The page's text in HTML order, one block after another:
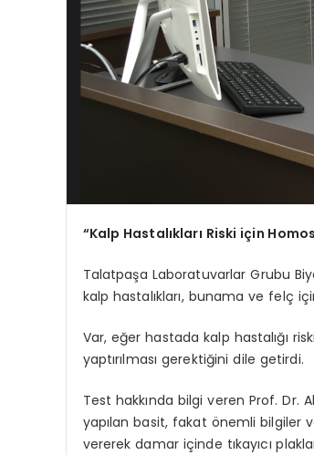
“Kalp Hastalıkları Riski için
Talatpaşa Laboratuvarlar Grubu
kalp hastalıkları, bunama ve felç
Var, eğer hastada kalp hastalığı
yaptırılması gerektiğini dile getirdi.
Test hakkında bilgi veren Prof.
yapılan basit, fakat önemli bilgiler
vererek damar içinde tıkayıcı